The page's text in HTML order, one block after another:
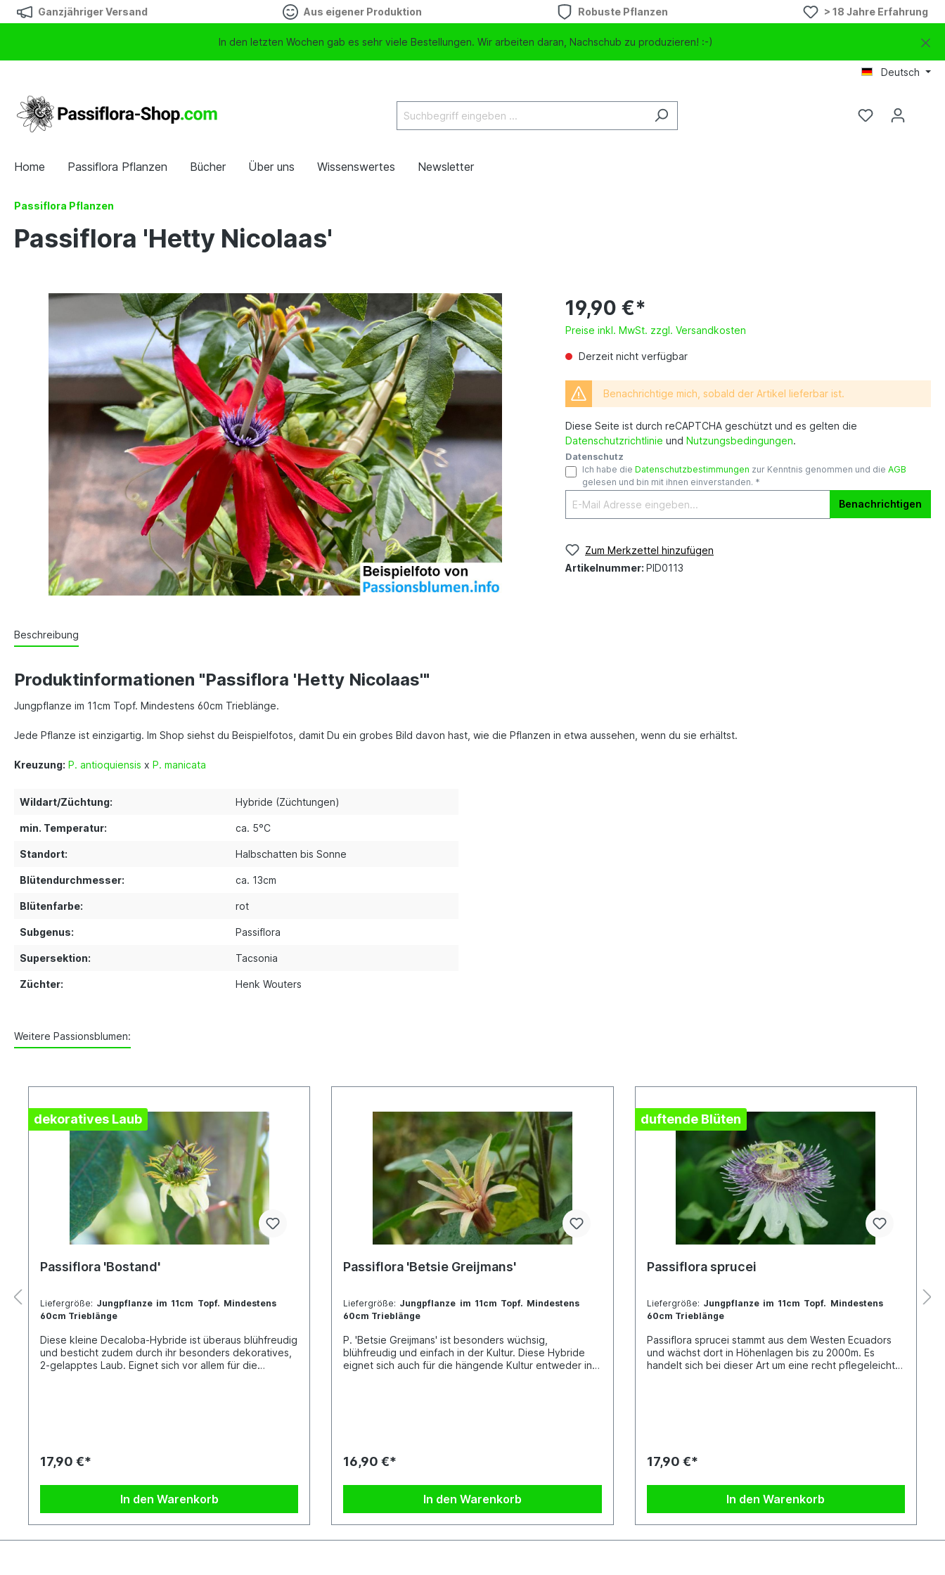
Ganzjähriger Versand Aus eigener Produktion Robuste Pflanzen > 18 Jahre Erfahrung
In den letzten Wochen gab es sehr viele Bestellungen. Wir arbeiten daran, Nachschub zu produzieren! :-)
Deutsch
Home Passiflora Pflanzen Bücher Über uns Wissenswertes Newsletter
Passiflora Pflanzen
Passiflora 'Hetty Nicolaas'
19,90 €*
Preise inkl. MwSt. zzgl. Versandkosten
Derzeit nicht verfügbar
Benachrichtige mich, sobald der Artikel lieferbar ist.
Diese Seite ist durch reCAPTCHA geschützt und es gelten die
Datenschutzrichtlinie und Nutzungsbedingungen.
Datenschutz
Ich habe die Datenschutzbestimmungen zur Kenntnis genommen und die AGB
gelesen und bin mit ihnen einverstanden. *
Benachrichtigen
Zum Merkzettel hinzufügen
Artikelnummer: PID0113
Beschreibung
Produktinformationen "Passiflora 'Hetty Nicolaas'"
Jungpflanze im 11cm Topf. Mindestens 60cm Trieblänge.
Jede Pflanze ist einzigartig. Im Shop siehst du Beispielfotos, damit Du ein grobes Bild davon hast, wie die Pflanzen in etwa aussehen, wenn du sie erhältst.
Kreuzung: P. antioquiensis x P. manicata
Wildart/Züchtung: Hybride (Züchtungen)
min. Temperatur: ca. 5°C
Standort: Halbschatten bis Sonne
Blütendurchmesser: ca. 13cm
Blütenfarbe: rot
Subgenus: Passiflora
Supersektion: Tacsonia
Züchter: Henk Wouters
Weitere Passionsblumen:
dekoratives Laub
Passiflora 'Bostand'
Liefergröße: Jungpflanze im 11cm Topf. Mindestens
60cm Trieblänge
Diese kleine Decaloba-Hybride ist überaus blühfreudig
und besticht zudem durch ihr besonders dekoratives,
2-gelapptes Laub. Eignet sich vor allem für die
17,90 €*
In den Warenkorb
Passiflora 'Betsie Greijmans'
Liefergröße: Jungpflanze im 11cm Topf. Mindestens
60cm Trieblänge
P. 'Betsie Greijmans' ist besonders wüchsig,
blühfreudig und einfach in der Kultur. Diese Hybride
eignet sich auch für die hängende Kultur entweder in
16,90 €*
In den Warenkorb
duftende Blüten
Passiflora sprucei
Liefergröße: Jungpflanze im 11cm Topf. Mindestens
60cm Trieblänge
Passiflora sprucei stammt aus dem Westen Ecuadors
und wächst dort in Höhenlagen bis zu 2000m. Es
handelt sich bei dieser Art um eine recht pflegeleichte
die Pflanzen in etwa aussehen, wenn du sie erhältst.
17,90 €*
In den Warenkorb